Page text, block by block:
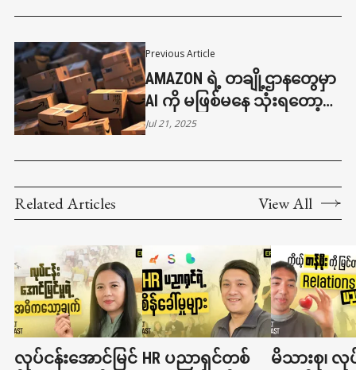
Previous Article
AMAZON ရဲ့ တချို့ဌာနတွေမှာ
AI ကို မဖြစ်မနေ သုံးရတော့
မယ်
Jul 21, 2025
Related Articles View All
လုပ်ငန်းအောင်မြင် HR ပညာရှင်တစ်
မိသားစု၊ လုပ်